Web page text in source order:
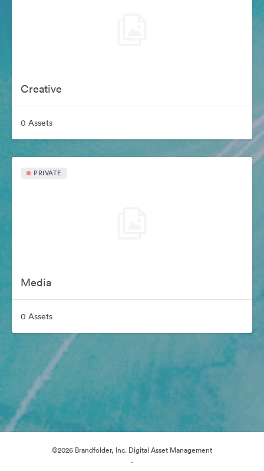
Creative
0 Assets
PRIVATE
Media
0 Assets
©2026 Brandfolder, Inc. Digital Asset Management
·